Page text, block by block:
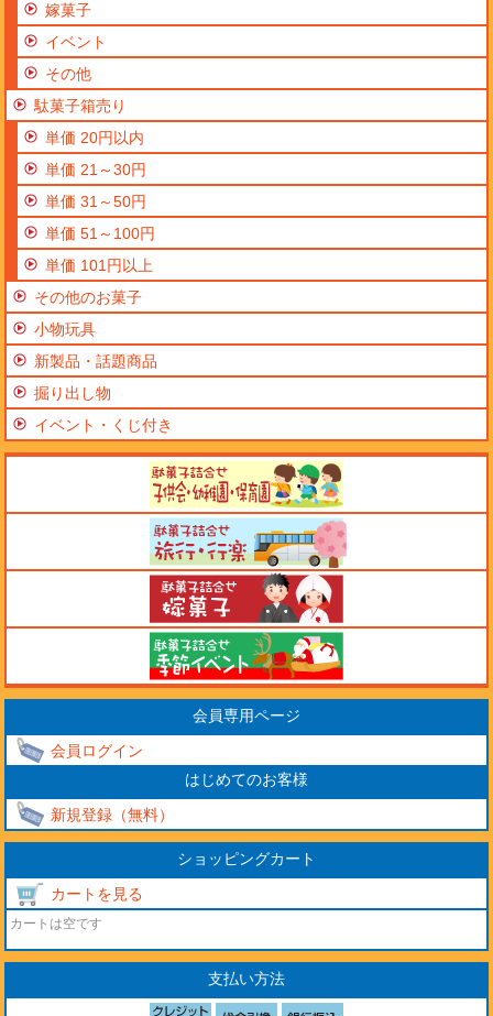
嫁菓子
イベント
その他
駄菓子箱売り
単価 20円以内
単価 21～30円
単価 31～50円
単価 51～100円
単価 101円以上
その他のお菓子
小物玩具
新製品・話題商品
掘り出し物
イベント・くじ付き
会員専用ページ
会員ログイン
はじめてのお客様
新規登録（無料）
ショッピングカート
カートを見る
カートは空です
支払い方法